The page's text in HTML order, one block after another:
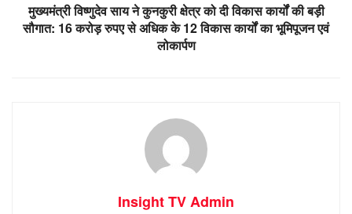
मुख्यमंत्री विष्णुदेव साय ने कुनकुरी क्षेत्र को दी विकास कार्यों की बड़ी
सौगात: 16 करोड़ रुपए से अधिक के 12 विकास कार्यों का भूमिपूजन एवं
लोकार्पण
Insight TV Admin